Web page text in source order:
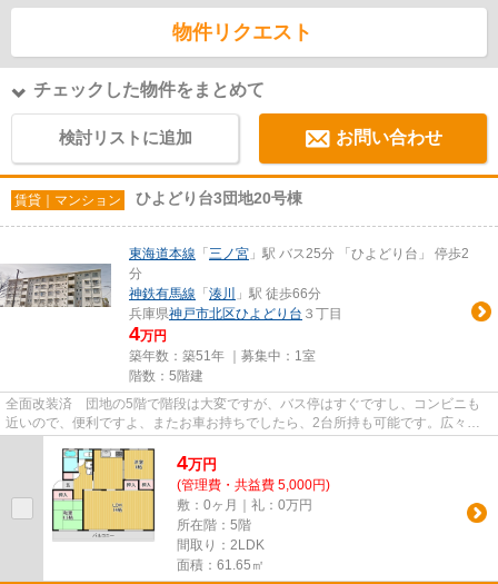
物件リクエスト
チェックした物件をまとめて
検討リストに追加 お問い合わせ
賃貸｜マンション ひよどり台3団地20号棟
東海道本線 「 三ノ宮 」駅 バス25分 「ひよどり台」 停歩2
分
神鉄有馬線 「 湊川
」駅 徒歩66分
兵庫県神戸市北区ひよどり台 ３丁目
4万円
築年数：築51年 ｜募集中： 1室
階数：5階建
全面改装済 団地の5階で階段は大変ですが、バス停はすぐですし、コンビニも
近いので、便利ですよ、またお車お持ちでしたら、2台所持も可能です。広々と
4万円
(管理費・共益費 5,000円)
敷：0ヶ月｜礼：0万円
所在階：5階
間取り：2LDK
面積：61.65㎡